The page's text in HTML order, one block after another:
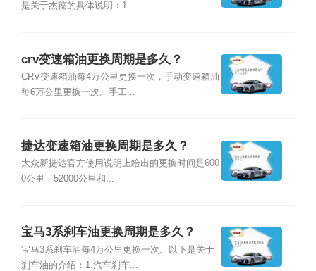
是关于杰德的具体说明：1....
crv变速箱油更换周期是多久？
CRV变速箱油每4万公里更换一次，手动变速箱油
每6万公里更换一次。手工...
捷达变速箱油更换周期是多久？
大众新捷达官方使用说明上给出的更换时间是600
0公里，52000公里和...
宝马3系刹车油更换周期是多久？
宝马3系刹车油每4万公里更换一次。以下是关于
刹车油的介绍：1.汽车刹车...